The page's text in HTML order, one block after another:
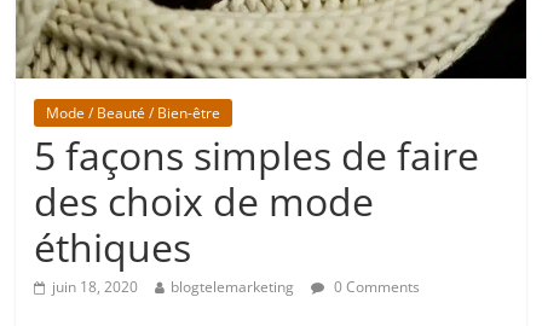
Mode / Beauté / Bien-être
5 façons simples de faire
des choix de mode
éthiques
juin 18, 2020 blogtelemarketing 0 Comments